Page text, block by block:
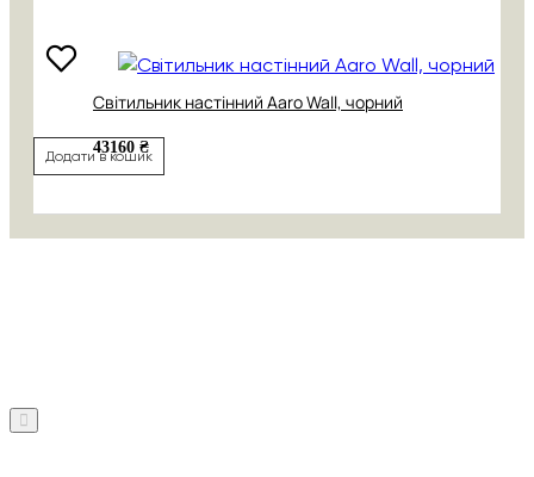
Світильник настінний Aaro Wall, чорний
43160 ₴
Додати в кошик